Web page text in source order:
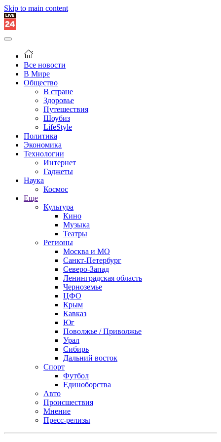
Skip to main content
Все новости
В Мире
Общество
В стране
Здоровье
Путешествия
Шоубиз
LifeStyle
Политика
Экономика
Технологии
Интернет
Гаджеты
Наука
Космос
Еще
Культура
Кино
Музыка
Театры
Регионы
Москва и МО
Санкт-Петербург
Северо-Запад
Ленинградская область
Черноземье
ЦФО
Крым
Кавказ
Юг
Поволжье / Приволжье
Урал
Сибирь
Дальний восток
Спорт
Футбол
Единоборства
Авто
Происшествия
Мнение
Пресс-релизы